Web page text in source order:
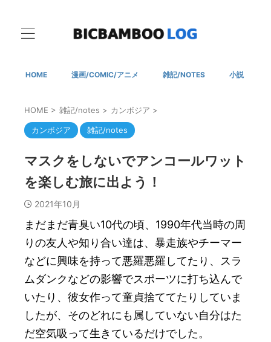
HOME 漫画/COMIC/アニメ 雑記/NOTES 小説
HOME > 雑記/notes > カンボジア >
カンボジア 雑記/notes
マスクをしないでアンコールワット
を楽しむ旅に出よう！
2021年10月
まだまだ青臭い10代の頃、1990年代当時の周
りの友人や知り合い達は、暴走族やチーマー
などに興味を持って悪羅悪羅してたり、スラ
ムダンクなどの影響でスポーツに打ち込んで
いたり、彼女作って童貞捨ててたりしていま
したが、そのどれにも属していない自分はた
だ空気吸って生きているだけでした。